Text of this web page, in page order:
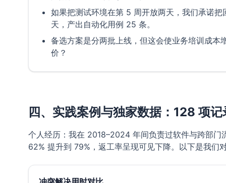
如果把测试环境在第 5 周开放两天，我们承诺
天，产出自动化用例 25 条。
备选方案是分两批上线，但这会使业务培训成本
价？
四、实践案例与独家数据：128 项
个人经历：我在 2018–2024 年间负责过软件与跨部门
62% 提升到 79%，返工率呈现可见下降。以下是我们